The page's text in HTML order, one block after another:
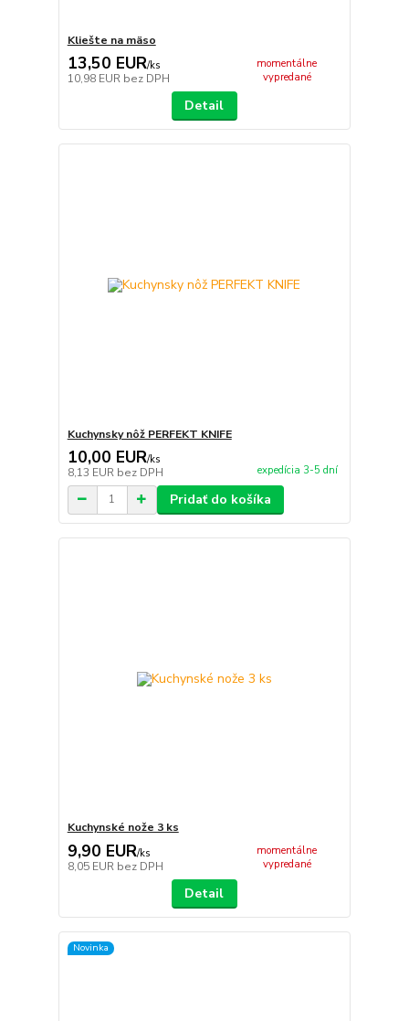
Kliešte na mäso
13,50 EUR/ks
10,98 EUR bez DPH
momentálne
vypredané
Detail
Kuchynsky nôž PERFEKT KNIFE
10,00 EUR/ks
8,13 EUR bez DPH expedícia 3-5 dní
Pridať do košíka
Kuchynské nože 3 ks
9,90 EUR/ks
8,05 EUR bez DPH
momentálne
vypredané
Detail
Novinka